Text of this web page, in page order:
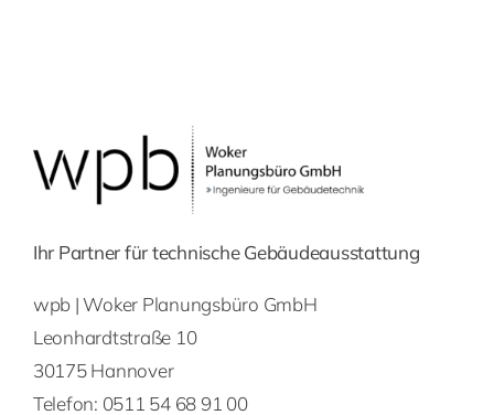
Ihr Partner für technische Gebäudeausstattung
wpb | Woker Planungsbüro GmbH
Leonhardtstraße 10
30175 Hannover
Telefon: 0511 54 68 91 00